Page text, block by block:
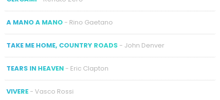
A MANO A MANO- Rino Gaetano
TAKE ME HOME, COUNTRY ROADS - John Denver
TEARS IN HEAVEN- Eric Clapton
VIVERE- Vasco Rossi